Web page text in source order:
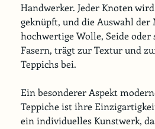
Handwerker. Jeder Knoten
geknüpft, und die Auswahl der
hochwertige Wolle, Seide oder
Fasern, trägt zur Textur und
Teppichs bei.
Ein besonderer Aspekt
Teppiche ist ihre
ein individuelles Kunstwerk,